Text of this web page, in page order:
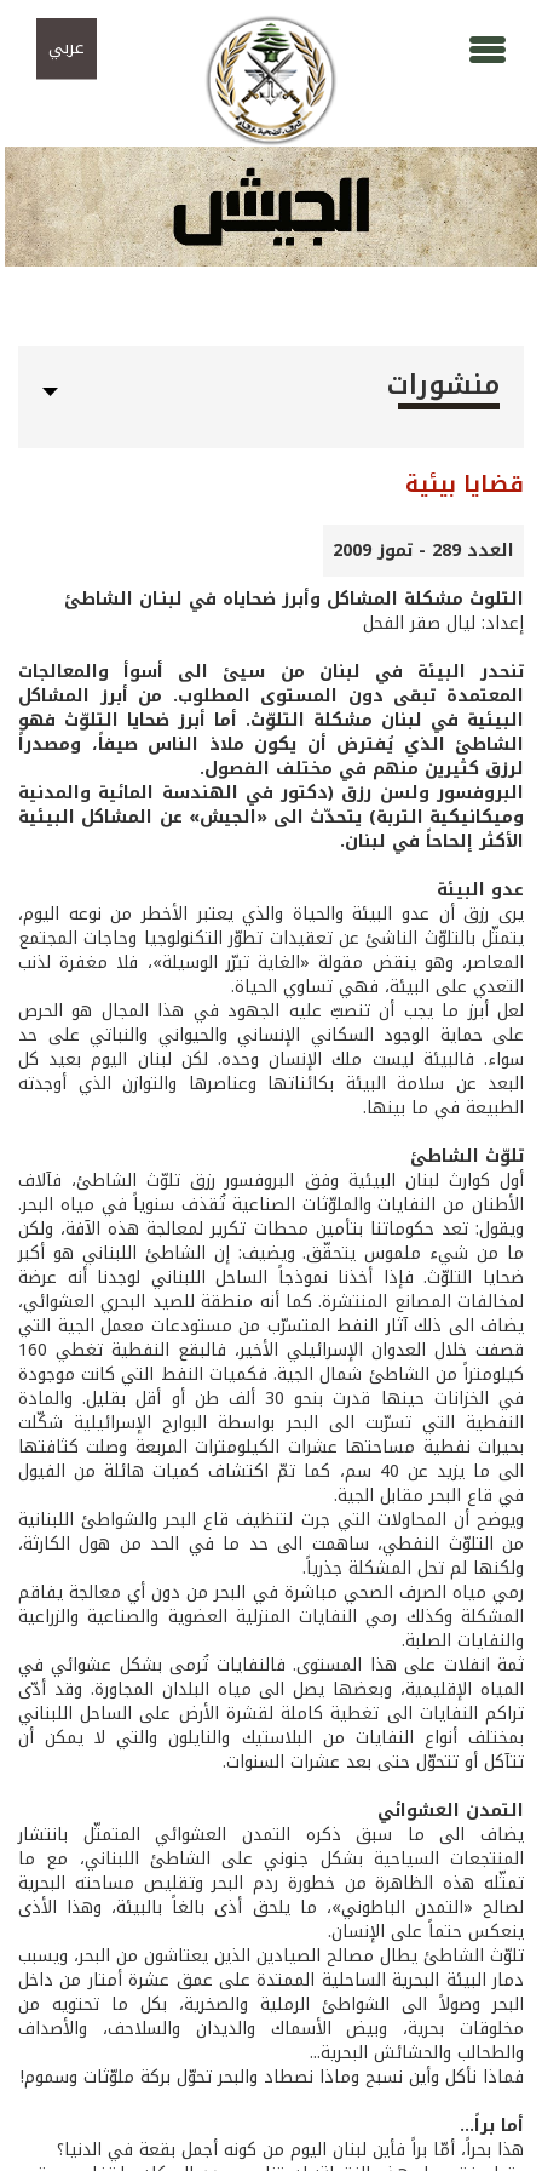
عربي
منشورات
قضايا بيئية
العدد 289 - تموز 2009
التلوث مشكلة المشاكل وأبرز ضحاياه في لبنـان الشاطئ
إعداد: ليال صقر الفحل
تنحدر البيئة في لبنان من سيئ الى أسوأ والمعالجات
المعتمدة تبقى دون المستوى المطلوب. من أبرز المشاكل
البيئية في لبنان مشكلة التلوّث. أما أبرز ضحايا التلوّث فهو
الشاطئ الذي يُفترض أن يكون ملاذ الناس صيفاً، ومصدراً
لرزق كثيرين منهم في مختلف الفصول.
البروفسور ولسن رزق (دكتور في الهندسة المائية والمدنية
وميكانيكية التربة) يتحدّث الى «الجيش» عن المشاكل البيئية
الأكثر إلحاحاً في لبنان.
عدو البيئة
يرى رزق أن عدو البيئة والحياة والذي يعتبر الأخطر من نوعه اليوم،
يتمثّل بالتلوّث الناشئ عن تعقيدات تطوّر التكنولوجيا وحاجات المجتمع
المعاصر، وهو ينقض مقولة «الغاية تبرّر الوسيلة»، فلا مغفرة لذنب
التعدي على البيئة، فهي تساوي الحياة.
لعل أبرز ما يجب أن تنصبّ عليه الجهود في هذا المجال هو الحرص
على حماية الوجود السكاني الإنساني والحيواني والنباتي على حد
سواء. فالبيئة ليست ملك الإنسان وحده. لكن لبنان اليوم بعيد كل
البعد عن سلامة البيئة بكائناتها وعناصرها والتوازن الذي أوجدته
الطبيعة في ما بينها.
تلوّث الشاطئ
أول كوارث لبنان البيئية وفق البروفسور رزق تلوّث الشاطئ، فآلاف
الأطنان من النفايات والملوّثات الصناعية تُقذف سنوياً في مياه البحر.
ويقول: تعد حكوماتنا بتأمين محطات تكرير لمعالجة هذه الآفة، ولكن
ما من شيء ملموس يتحقّق. ويضيف: إن الشاطئ اللبناني هو أكبر
ضحايا التلوّث. فإذا أخذنا نموذجاً الساحل اللبناني لوجدنا أنه عرضة
لمخالفات المصانع المنتشرة. كما أنه منطقة للصيد البحري العشوائي،
يضاف الى ذلك آثار النفط المتسرّب من مستودعات معمل الجية التي
قصفت خلال العدوان الإسرائيلي الأخير، فالبقع النفطية تغطي 160
كيلومتراً من الشاطئ شمال الجية. فكميات النفط التي كانت موجودة
في الخزانات حينها قدرت بنحو 30 ألف طن أو أقل بقليل. والمادة
النفطية التي تسرّبت الى البحر بواسطة البوارج الإسرائيلية شكّلت
بحيرات نفطية مساحتها عشرات الكيلومترات المربعة وصلت كثافتها
الى ما يزيد عن 40 سم، كما تمّ اكتشاف كميات هائلة من الفيول
في قاع البحر مقابل الجية.
ويوضح أن المحاولات التي جرت لتنظيف قاع البحر والشواطئ اللبنانية
من التلوّث النفطي، ساهمت الى حد ما في الحد من هول الكارثة،
ولكنها لم تحل المشكلة جذرياً.
رمي مياه الصرف الصحي مباشرة في البحر من دون أي معالجة يفاقم
المشكلة وكذلك رمي النفايات المنزلية العضوية والصناعية والزراعية
والنفايات الصلبة.
ثمة انفلات على هذا المستوى. فالنفايات تُرمى بشكل عشوائي في
المياه الإقليمية، وبعضها يصل الى مياه البلدان المجاورة. وقد أدّى
تراكم النفايات الى تغطية كاملة لقشرة الأرض على الساحل اللبناني
بمختلف أنواع النفايات من البلاستيك والنايلون والتي لا يمكن أن
تتآكل أو تتحوّل حتى بعد عشرات السنوات.
التمدن العشوائي
يضاف الى ما سبق ذكره التمدن العشوائي المتمثّل بانتشار
المنتجعات السياحية بشكل جنوني على الشاطئ اللبناني، مع ما
تمثّله هذه الظاهرة من خطورة ردم البحر وتقليص مساحته البحرية
لصالح «التمدن الباطوني»، ما يلحق أذى بالغاً بالبيئة، وهذا الأذى
ينعكس حتماً على الإنسان.
تلوّث الشاطئ يطال مصالح الصيادين الذين يعتاشون من البحر، ويسبب
دمار البيئة البحرية الساحلية الممتدة على عمق عشرة أمتار من داخل
البحر وصولاً الى الشواطئ الرملية والصخرية، بكل ما تحتويه من
مخلوقات بحرية، وبيض الأسماك والديدان والسلاحف، والأصداف
والطحالب والحشائش البحرية...
فماذا نأكل وأين نسبح وماذا نصطاد والبحر تحوّل بركة ملوّثات وسموم!
أما براً...
هذا بحراً، أمّا براً فأين لبنان اليوم من كونه أجمل بقعة في الدنيا؟